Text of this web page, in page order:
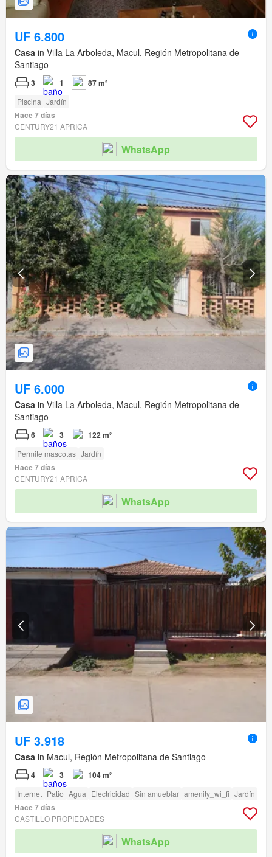
UF 6.800
Casa in Villa La Arboleda, Macul, Región Metropolitana de
Santiago
3 1 87 m²
Piscina Jardín
Hace 7 días
CENTURY21 APRICA
WhatsApp
UF 6.000
Casa in Villa La Arboleda, Macul, Región Metropolitana de
Santiago
6 3 122 m²
Permite mascotas Jardín
Hace 7 días
CENTURY21 APRICA
WhatsApp
UF 3.918
Casa in Macul, Región Metropolitana de Santiago
4 3 104 m²
Internet Patio Agua Electricidad Sin amueblar amenity_wi_fi Jardín
Hace 7 días
CASTILLO PROPIEDADES
WhatsApp